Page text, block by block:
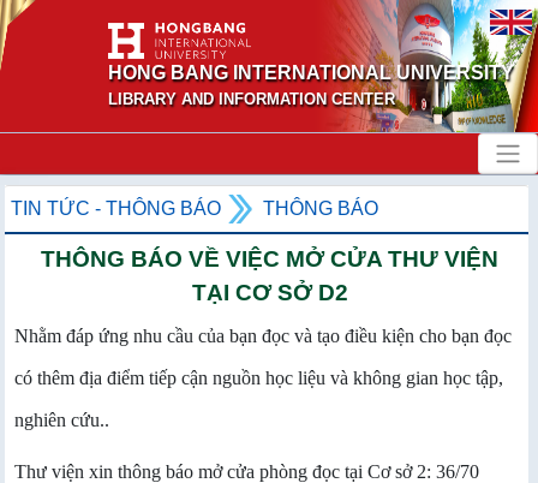
HONG BANG INTERNATIONAL UNIVERSITY
LIBRARY AND INFORMATION CENTER
TIN TỨC - THÔNG BÁO THÔNG BÁO
THÔNG BÁO VỀ VIỆC MỞ CỬA THƯ VIỆN
TẠI CƠ SỞ D2
Nhằm đáp ứng nhu cầu của bạn đọc và tạo điều kiện cho bạn đọc
có thêm địa điểm tiếp cận nguồn học liệu và không gian học tập,
nghiên cứu..
Thư viện xin thông báo mở cửa phòng đọc tại Cơ sở 2: 36/70